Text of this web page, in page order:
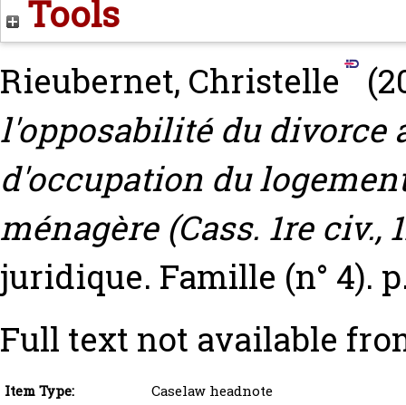
Tools
Rieubernet, Christelle
l'opposabilité du divorce
d'occupation du
ménagère (Cass. 1re civ.,
juridique. Famille (n° 4).
Full text not available
Item Type:
Caselaw headnote